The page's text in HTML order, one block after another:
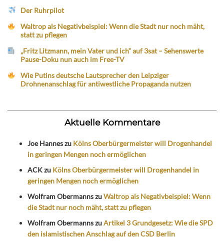
Der Ruhrpilot
Waltrop als Negativbeispiel: Wenn die Stadt nur noch mäht,
statt zu pflegen
„Fritz Litzmann, mein Vater und ich“ auf 3sat – Sehenswerte
Pause-Doku nun auch im Free-TV
Wie Putins deutsche Lautsprecher den Leipziger
Drohnenanschlag für antiwestliche Propaganda nutzen
Aktuelle Kommentare
Joe Hanneszu Kölns Oberbürgermeister will Drogenhandel
in geringen Mengen noch ermöglichen
ACKzu Kölns Oberbürgermeister will Drogenhandel in
geringen Mengen noch ermöglichen
Wolfram ObermannszuWaltrop als Negativbeispiel: Wenn
die Stadt nur noch mäht, statt zu pflegen
Wolfram ObermannszuArtikel 3 Grundgesetz: Wie die SPD
den islamistischen Anschlag auf den CSD Berlin